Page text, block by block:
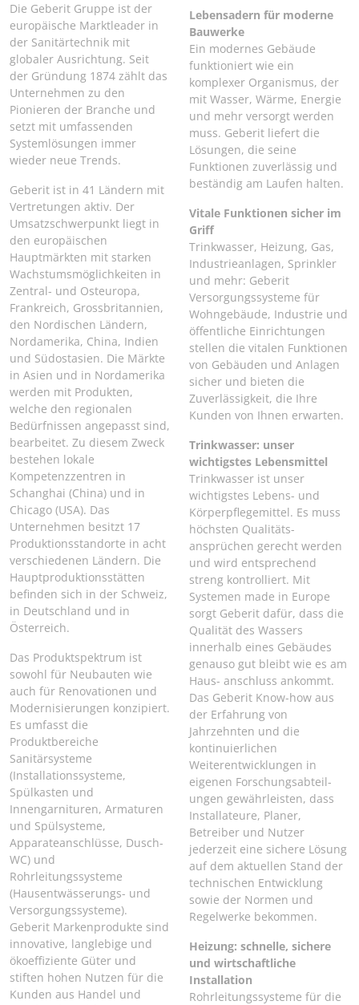
Die Geberit Gruppe ist der
europäische Marktleader in
der Sanitärtechnik mit
globaler Ausrichtung. Seit
der Gründung 1874 zählt das
Unternehmen zu den
Pionieren der Branche und
setzt mit umfassenden
Systemlösungen immer
wieder neue Trends.
Geberit ist in 41 Ländern mit
Vertretungen aktiv. Der
Umsatzschwerpunkt liegt in
den europäischen
Hauptmärkten mit starken
Wachstumsmöglichkeiten in
Zentral- und Osteuropa,
Frankreich, Grossbritannien,
den Nordischen Ländern,
Nordamerika, China, Indien
und Südostasien. Die Märkte
in Asien und in Nordamerika
werden mit Produkten,
welche den regionalen
Bedürfnissen angepasst sind,
bearbeitet. Zu diesem Zweck
bestehen lokale
Kompetenzzentren in
Schanghai (China) und in
Chicago (USA). Das
Unternehmen besitzt 17
Produktionsstandorte in acht
verschiedenen Ländern. Die
Hauptproduktionsstätten
befinden sich in der Schweiz,
in Deutschland und in
Österreich.
Das Produktspektrum ist
sowohl für Neubauten wie
auch für Renovationen und
Modernisierungen konzipiert.
Es umfasst die
Produktbereiche
Sanitärsysteme
(Installationssysteme,
Spülkasten und
Innengarnituren, Armaturen
und Spülsysteme,
Apparateanschlüsse, Dusch-
WC) und
Rohrleitungssysteme
(Hausentwässerungs- und
Versorgungssysteme).
Geberit Markenprodukte sind
innovative, langlebige und
ökoeffiziente Güter und
stiften hohen Nutzen für die
Kunden aus Handel und
Lebensadern für moderne
Bauwerke
Ein modernes Gebäude
funktioniert wie ein
komplexer Organismus, der
mit Wasser, Wärme, Energie
und mehr versorgt werden
muss. Geberit liefert die
Lösungen, die seine
Funktionen zuverlässig und
beständig am Laufen halten.
Vitale Funktionen sicher im
Griff
Trinkwasser, Heizung, Gas,
Industrieanlagen, Sprinkler
und mehr: Geberit
Versorgungssysteme für
Wohngebäude, Industrie und
öffentliche Einrichtungen
stellen die vitalen Funktionen
von Gebäuden und Anlagen
sicher und bieten die
Zuverlässigkeit, die Ihre
Kunden von Ihnen erwarten.
Trinkwasser: unser
wichtigstes Lebensmittel
Trinkwasser ist unser
wichtigstes Lebens- und
Körperpflegemittel. Es muss
höchsten Qualitäts-
ansprüchen gerecht werden
und wird entsprechend
streng kontrolliert. Mit
Systemen made in Europe
sorgt Geberit dafür, dass die
Qualität des Wassers
innerhalb eines Gebäudes
genauso gut bleibt wie es am
Haus- anschluss ankommt.
Das Geberit Know-how aus
der Erfahrung von
Jahrzehnten und die
kontinuierlichen
Weiterentwicklungen in
eigenen Forschungsabteil-
ungen gewährleisten, dass
Installateure, Planer,
Betreiber und Nutzer
jederzeit eine sichere Lösung
auf dem aktuellen Stand der
technischen Entwicklung
sowie der Normen und
Regelwerke bekommen.
Heizung: schnelle, sichere
und wirtschaftliche
Installation
Rohrleitungssysteme für die